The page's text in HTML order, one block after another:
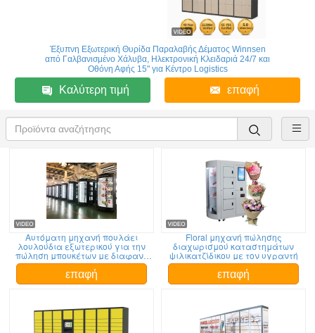
Ανοξείδωτο ατσάλι Εξωτερικό αδιάβροχο 24/7 έξυπνο
ντουλάπι πακέτων για οικιστικές κοινότητες
Καλύτερη τιμή επαφή
Αυτόματη μηχανή πουλάει
λουλούδια εξωτερικού για την
πώληση μπουκέτων με διαφανή
παράθυρο οθόνης και φωτισμό
LED
επαφή
Floral μηχανή πώλησης
διαχωρισμού καταστημάτων
ψιλικατζίδικου με τον υγραντή
επαφή